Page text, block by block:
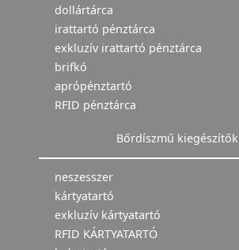
dollártárca
irattartó pénztárca
exkluzív irattartó pénztárca
brifkó
aprópénztartó
RFID pénztárca
Bőrdíszmű kiegészítők
neszesszer
kártyatartó
exkluzív kártyatartó
RFID KÁRTYATARTÓ